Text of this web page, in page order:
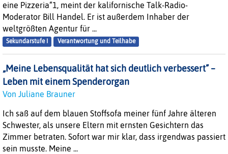
eine Pizzeria“1, meint der kalifornische Talk-Radio-
Moderator Bill Handel. Er ist außerdem Inhaber der
weltgrößten Agentur für ...
Sekundarstufe I Verantwortung und Teilhabe
„Meine Lebensqualität hat sich deutlich verbessert” –
Leben mit einem Spenderorgan
Von Juliane Brauner
Ich saß auf dem blauen Stoffsofa meiner fünf Jahre älteren
Schwester, als unsere Eltern mit ernsten Gesichtern das
Zimmer betraten. Sofort war mir klar, dass irgendwas passiert
sein musste. Meine ...